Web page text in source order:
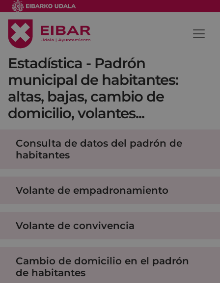
Estadística - Padrón
municipal de habitantes:
altas, bajas, cambio de
domicilio, volantes...
Consulta de datos del padrón de
habitantes
Volante de empadronamiento
Volante de convivencia
Cambio de domicilio en el padrón
de habitantes